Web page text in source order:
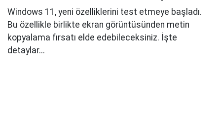
Windows 11, yeni özelliklerini test etmeye başladı.
Bu özellikle birlikte ekran görüntüsünden metin
kopyalama fırsatı elde edebileceksiniz. İşte
detaylar...